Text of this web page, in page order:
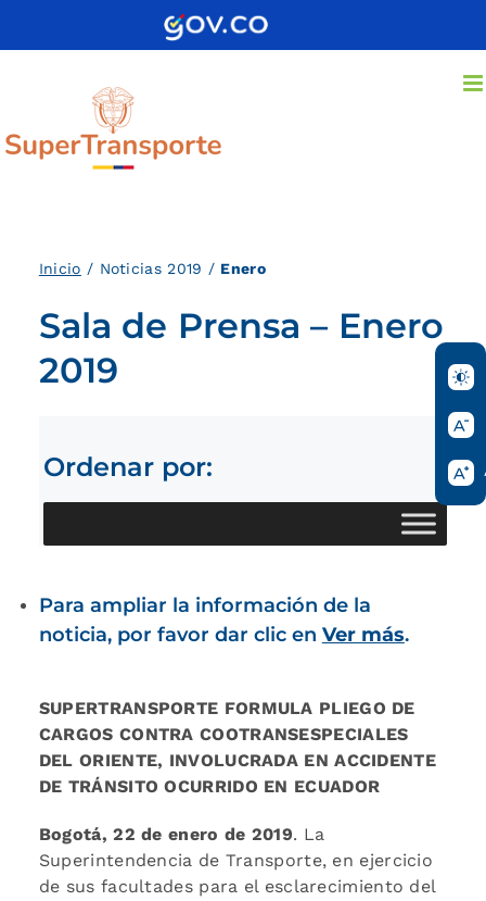
Inicio / Noticias 2019 / Enero
Sala de Prensa – Enero
2019
Ordenar por:
Para ampliar la información de la
noticia, por favor dar clic en Ver más.
SUPERTRANSPORTE FORMULA PLIEGO DE
CARGOS CONTRA COOTRANSESPECIALES
DEL ORIENTE, INVOLUCRADA EN ACCIDENTE
DE TRÁNSITO OCURRIDO EN ECUADOR
Bogotá, 22 de enero de 2019. La
Superintendencia de Transporte, en ejercicio
de sus facultades para el esclarecimiento del